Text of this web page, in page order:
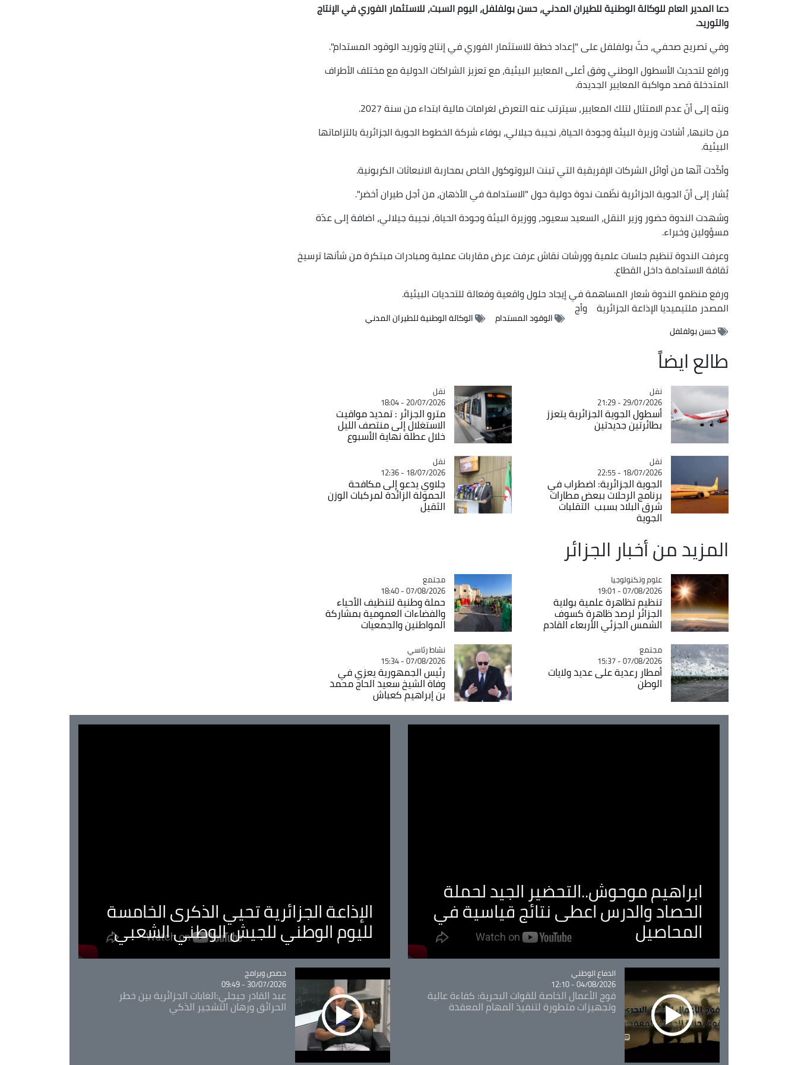
دعا المدير العام للوكالة الوطنية للطيران المدني، حسن بولفلفل، اليوم السبت، للاستثمار الفوري في الإنتاج
والتوريد.
وفي تصريح صحفي، حثّ بولفلفل على "إعداد خطة للاستثمار الفوري في إنتاج وتوريد الوقود المستدام".
ورافع لتحديث الأسطول الوطني وفق أعلى المعايير البيئية، مع تعزيز الشراكات الدولية مع مختلف الأطراف
المتدخلة قصد مواكبة المعايير الجديدة.
ونبّه إلى أنّ عدم الامتثال لتلك المعايير، سيترتب عنه التعرض لغرامات مالية ابتداء من سنة 2027.
من جانبها، أشادت وزيرة البيئة وجودة الحياة، نجيبة جيلالي، بوفاء شركة الخطوط الجوية الجزائرية بالتزاماتها
البيئية.
وأكّدت أنّها من أوائل الشركات الإفريقية التي تبنت البروتوكول الخاص بمحاربة الانبعاثات الكربونية.
يُشار إلى أنّ الجوية الجزائرية نظّمت ندوة دولية حول "الاستدامة في الأذهان، من أجل طيران أخضر".
وشهدت الندوة حضور وزير النقل، السعيد سعيود، ووزيرة البيئة وجودة الحياة، نجيبة جيلالي، اضافة إلى عدّة
مسؤولين وخبراء.
وعرفت الندوة تنظيم جلسات علمية وورشات نقاش عرفت عرض مقاربات عملية ومبادرات مبتكرة من شأنها ترسيخ
ثقافة الاستدامة داخل القطاع.
ورفع منظمو الندوة شعار المساهمة في إيجاد حلول واقعية وفعالة للتحديات البيئية.
المصدر ملتيميديا الإذاعة الجزائرية وأج
الوقود المستدام
الوكالة الوطنية للطيران المدني
حسن بولفلفل
طالع ايضاً
Catégorie
نقل
29/07/2026 - 21:29
أسطول الجوية الجزائرية يتعزز
بطائرتين جديدتين
Catégorie
نقل
20/07/2026 - 18:04
مترو الجزائر : تمديد مواقيت
الاستغلال إلى منتصف الليل
خلال عطلة نهاية الأسبوع
Catégorie
نقل
18/07/2026 - 22:55
الجوية الجزائرية: اضطراب في
برنامج الرحلات ببعض مطارات
شرق البلاد بسبب التقلبات
الجوية
Catégorie
نقل
18/07/2026 - 12:36
جلاوي يدعو إلى مكافحة
الحمولة الزائدة لمركبات الوزن
الثقيل
المزيد من أخبار الجزائر
Catégorie
علوم وتكنولوجيا
07/08/2026 - 19:01
تنظيم تظاهرة علمية بولاية
الجزائر لرصد ظاهرة كسوف
الشمس الجزئي الأربعاء القادم
Catégorie
مجتمع
07/08/2026 - 18:40
حملة وطنية لتنظيف الأحياء
والفضاءات العمومية بمشاركة
المواطنين والجمعيات
Catégorie
مجتمع
07/08/2026 - 15:37
أمطار رعدية على عديد ولايات
الوطن
Catégorie
نشاط رئاسي
07/08/2026 - 15:34
رئيس الجمهورية يعزي في
وفاة الشيخ سعيد الحاج محمد
بن إبراهيم كعباش
ابراهيم موحوش..التحضير الجيد لحملة
الحصاد والدرس اعطى نتائج قياسية في
المحاصيل
الإذاعة الجزائرية تحيي الذكرى الخامسة
لليوم الوطني للجيش الوطني الشعبي
Catégorie
الدفاع الوطني
04/08/2026 - 12:10
فوج الأعمال الخاصة للقوات البحرية: كفاءة عالية
وتجهيزات متطورة لتنفيذ المهام المعقدة
Catégorie
حصص وبرامج
30/07/2026 - 09:49
عبد القادر جيجلي:الغابات الجزائرية بين خطر
الحرائق ورهان التشجير الذكي